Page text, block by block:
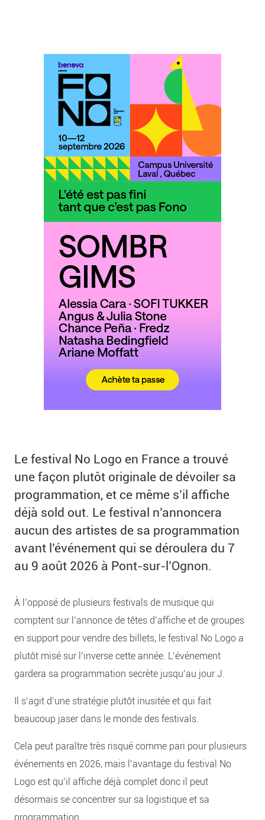
Le festival No Logo en France a trouvé
une façon plutôt originale de dévoiler sa
programmation, et ce même s’il affiche
déjà sold out. Le festival n’annoncera
aucun des artistes de sa programmation
avant l’événement qui se déroulera du 7
au 9 août 2026 à Pont-sur-l’Ognon.
À l’opposé de plusieurs festivals de musique qui
comptent sur l’annonce de têtes d’affiche et de groupes
en support pour vendre des billets, le festival No Logo a
plutôt misé sur l’inverse cette année. L’événement
gardera sa programmation secrète jusqu’au jour J.
Il s’agit d’une stratégie plutôt inusitée et qui fait
beaucoup jaser dans le monde des festivals.
Cela peut paraître très risqué comme pari pour plusieurs
événements en 2026, mais l’avantage du festival No
Logo est qu’il affiche déjà complet donc il peut
désormais se concentrer sur sa logistique et sa
programmation.